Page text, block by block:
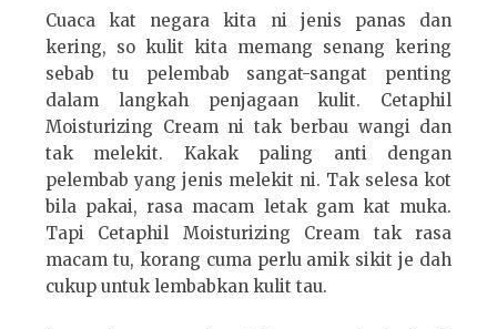
Cuaca kat negara kita ni jenis panas dan
kering, so kulit kita memang senang kering
sebab tu pelembab sangat-sangat penting
dalam langkah penjagaan kulit. Cetaphil
Moisturizing Cream ni tak berbau wangi dan
tak melekit. Kakak paling anti dengan
pelembab yang jenis melekit ni. Tak selesa kot
bila pakai, rasa macam letak gam kat muka.
Tapi Cetaphil Moisturizing Cream tak rasa
macam tu, korang cuma perlu amik sikit je dah
cukup untuk lembabkan kulit tau.